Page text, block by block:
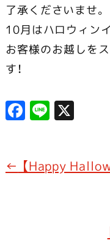
了承くださいませ。
10月はハロウィン
お客様のお越しを
す！
F
a
e
Li
n
X
← 【Happy